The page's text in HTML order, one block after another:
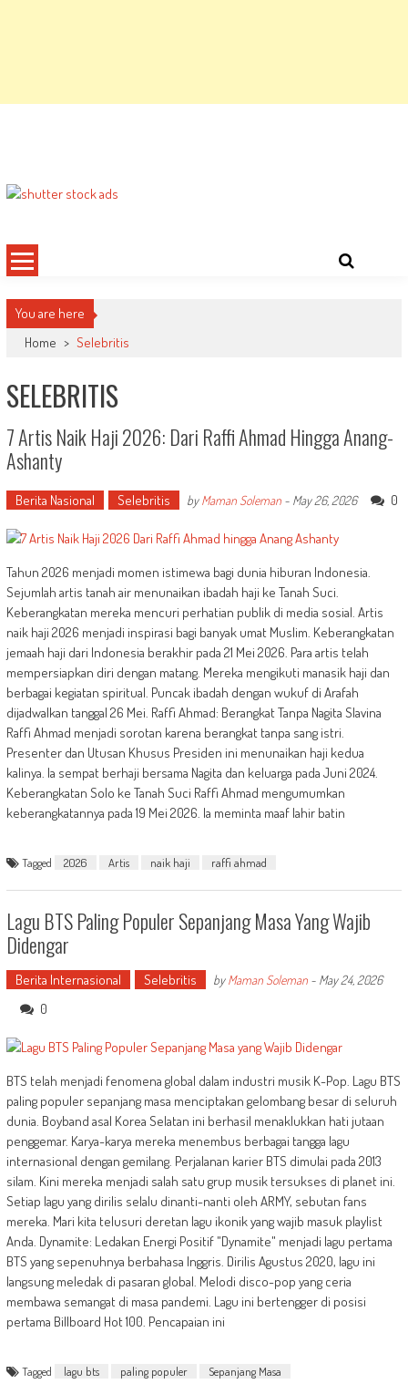
You are here
Home > Selebritis
SELEBRITIS
7 Artis Naik Haji 2026: Dari Raffi Ahmad Hingga Anang-
Ashanty
Berita Nasional Selebritis byMaman Soleman- May 26, 2026 0
Tahun 2026 menjadi momen istimewa bagi dunia hiburan Indonesia.
Sejumlah artis tanah air menunaikan ibadah haji ke Tanah Suci.
Keberangkatan mereka mencuri perhatian publik di media sosial. Artis
naik haji 2026 menjadi inspirasi bagi banyak umat Muslim. Keberangkatan
jemaah haji dari Indonesia berakhir pada 21 Mei 2026. Para artis telah
mempersiapkan diri dengan matang. Mereka mengikuti manasik haji dan
berbagai kegiatan spiritual. Puncak ibadah dengan wukuf di Arafah
dijadwalkan tanggal 26 Mei. Raffi Ahmad: Berangkat Tanpa Nagita Slavina
Raffi Ahmad menjadi sorotan karena berangkat tanpa sang istri.
Presenter dan Utusan Khusus Presiden ini menunaikan haji kedua
kalinya. Ia sempat berhaji bersama Nagita dan keluarga pada Juni 2024.
Keberangkatan Solo ke Tanah Suci Raffi Ahmad mengumumkan
keberangkatannya pada 19 Mei 2026. Ia meminta maaf lahir batin
Tagged 2026 Artis naik haji raffi ahmad
Lagu BTS Paling Populer Sepanjang Masa Yang Wajib
Didengar
Berita Internasional Selebritis byMaman Soleman- May 24, 2026
0
BTS telah menjadi fenomena global dalam industri musik K-Pop. Lagu BTS
paling populer sepanjang masa menciptakan gelombang besar di seluruh
dunia. Boyband asal Korea Selatan ini berhasil menaklukkan hati jutaan
penggemar. Karya-karya mereka menembus berbagai tangga lagu
internasional dengan gemilang. Perjalanan karier BTS dimulai pada 2013
silam. Kini mereka menjadi salah satu grup musik tersukses di planet ini.
Setiap lagu yang dirilis selalu dinanti-nanti oleh ARMY, sebutan fans
mereka. Mari kita telusuri deretan lagu ikonik yang wajib masuk playlist
Anda. Dynamite: Ledakan Energi Positif "Dynamite" menjadi lagu pertama
BTS yang sepenuhnya berbahasa Inggris. Dirilis Agustus 2020, lagu ini
langsung meledak di pasaran global. Melodi disco-pop yang ceria
membawa semangat di masa pandemi. Lagu ini bertengger di posisi
pertama Billboard Hot 100. Pencapaian ini
Tagged lagu bts paling populer Sepanjang Masa